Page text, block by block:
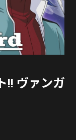
!! ヴァンガ